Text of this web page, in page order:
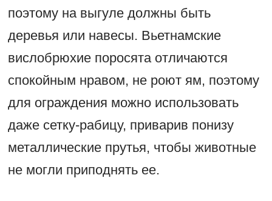
поэтому на выгуле должны быть
деревья или навесы. Вьетнамские
вислобрюхие поросята отличаются
спокойным нравом, не роют ям, поэтому
для ограждения можно использовать
даже сетку-рабицу, приварив понизу
металлические прутья, чтобы животные
не могли приподнять ее.